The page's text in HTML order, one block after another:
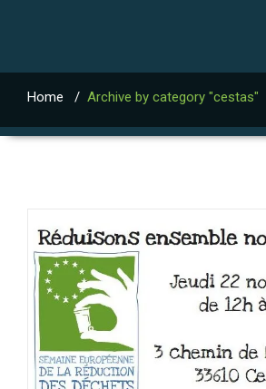
Home / Archive by category "cestas"